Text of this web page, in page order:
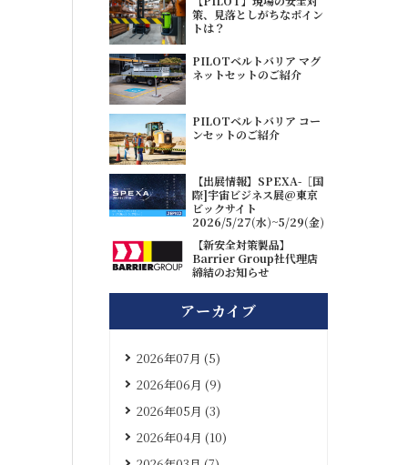
策、見落としがちなポイン
トは？
PILOTベルトバリア マグ
ネットセットのご紹介
PILOTベルトバリア コー
ンセットのご紹介
【出展情報】SPEXA-［国
際]宇宙ビジネス展@東京
ビックサイト
2026/5/27(水)~5/29(金)
【新安全対策製品】
Barrier Group社代理店
締結のお知らせ
アーカイブ
2026年07月 (5)
2026年06月 (9)
2026年05月 (3)
2026年04月 (10)